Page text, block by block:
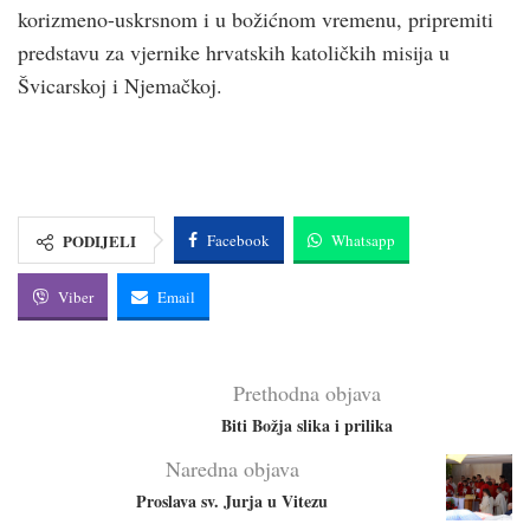
korizmeno-uskrsnom i u božićnom vremenu, pripremiti
predstavu za vjernike hrvatskih katoličkih misija u
Švicarskoj i Njemačkoj.
PODIJELI Facebook Whatsapp
Viber Email
Prethodna objava
Biti Božja slika i prilika
Naredna objava
Proslava sv. Jurja u Vitezu